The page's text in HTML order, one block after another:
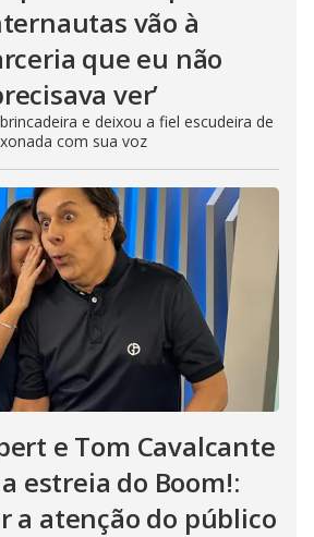
vão à
que eu não
ver’
e deixou a fiel escudeira de
com sua voz
e Tom Cavalcante
estreia do Boom!:
a atenção do público